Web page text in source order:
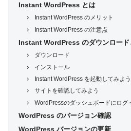
Instant WordPress とは
Instant WordPress のメリット
Instant WordPress の注意点
Instant WordPress のダウンロード
ダウンロード
インストール
Instant WordPress を起動してみよう
サイトを確認してみよう
WordPressのダッシュボードにログ
WordPress のバージョン確認
WordPress バージョンの更新